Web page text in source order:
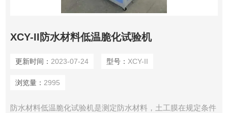
XCY-II防水材料低温脆化试验机
更新时间： 2023-07-24 型号： XCY-II
浏览量： 2995
防水材料低温脆化试验机是测定防水材料，土工膜在规定条件